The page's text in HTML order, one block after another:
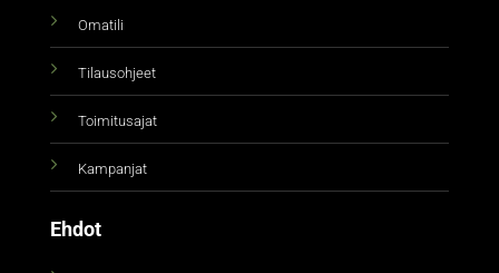
Omatili
Tilausohjeet
Toimitusajat
Kampanjat
Ehdot